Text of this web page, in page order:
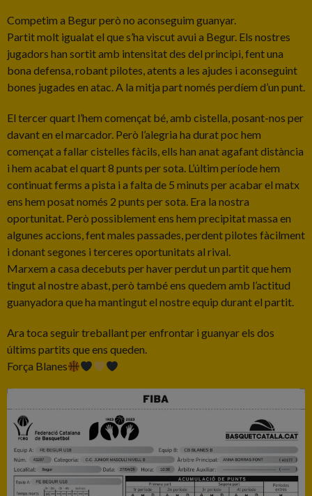
Competim a Begur però no aconseguim guanyar.
Partit molt igualat el que s’ha viscut avui a Begur. Els nostres
jugadors han sortit amb intensitat des del principi, fent una
bona defensa, robant pilotes, atents a les ajudes i aconseguint
bones jugades en atac. A la mitja part només perdíem d’un punt.
El tercer quart l’hem començat bé, amb cistella, posant-nos per
davant en el marcador. Però l’alegria ha durat poc hem
començat a fallar cistelles fàcils, ells han anat agafant distància
i hem acabat el quart 8 punts per sota. L’últim període hem
continuat ferms a pista i a falta de 5 minuts per acabar el matx
ens hem posat només 2 punts per sota. Era la nostra
oportunitat. Però possiblement ens hem precipitat massa en
algunes accions, fent males passades, perdent pilotes fàcilment
i donant segones i terceres oportunitats al rival.
Marxem a casa decebuts per haver perdut un partit que hem
tingut al nostre abast, però també ens quedem amb l’actitud
guanyadora que ha mantingut el nostre equip durant el partit.
Ara toca seguir treballant per enfrontar i guanyar els dos
últims partits que ens queden.
Força Blanes